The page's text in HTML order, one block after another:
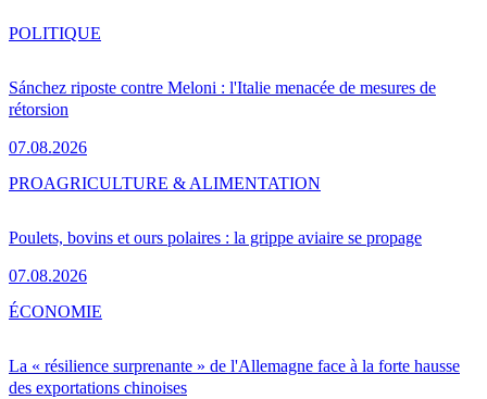
Sánchez riposte contre Meloni : l'Italie menacée de mesures de
rétorsion
07.08.2026
POLITIQUE
Poulets, bovins et ours polaires : la grippe aviaire se propage
07.08.2026
PROAGRICULTURE & ALIMENTATION
La « résilience surprenante » de l'Allemagne face à la forte hausse
des exportations chinoises
ÉCONOMIE